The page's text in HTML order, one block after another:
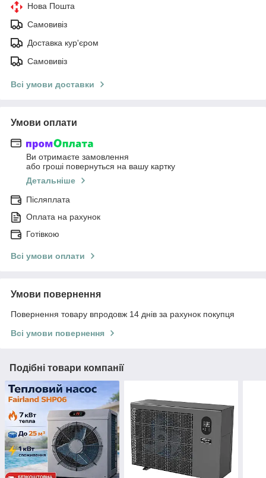
Нова Пошта
Самовивіз
Доставка кур'єром
Самовивіз
Всі умови доставки
Умови оплати
Ви отримаєте замовлення
або гроші повернуться на вашу картку
Детальніше
Післяплата
Оплата на рахунок
Готівкою
Всі умови оплати
Умови повернення
Повернення товару впродовж 14 днів за рахунок покупця
Всі умови повернення
Подібні товари компанії